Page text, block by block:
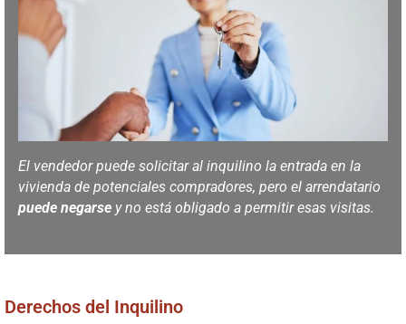
El vendedor puede solicitar al inquilino la entrada en la
vivienda de potenciales compradores, pero el arrendatario
puede negarse y no está obligado a permitir esas visitas.
Derechos del Inquilino